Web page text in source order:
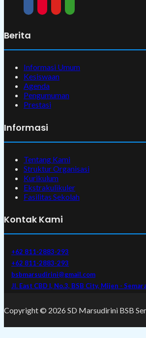
Berita
Informasi Umum
Kesiswaan
Agenda
Pengumuman
Prestasi
Informasi
Tentang Kami
Struktur Organisasi
Kurikulum
Ekstrakulikuler
Fasilitas Sekolah
Kontak Kami
+62 811-2883-293
+62 811-2883-293
bsbmarsudirini@gmail.com
Jl. East CBD I, No.3, BSB City, Mijen -
Copyright © 2026 SD Marsudirini BSB